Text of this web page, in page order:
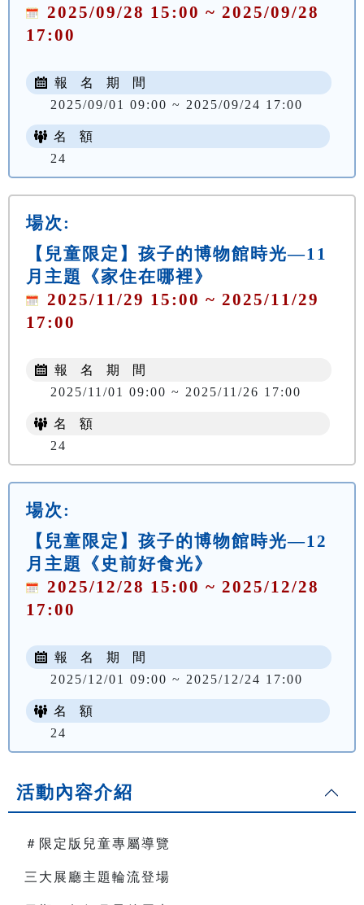
2025/09/28 15:00 ~ 2025/09/28
17:00
報 名 期 間
2025/09/01 09:00 ~ 2025/09/24 17:00
名 額
24
場次:
【兒童限定】孩子的博物館時光—11
月主題《家住在哪裡》
2025/11/29 15:00 ~ 2025/11/29
17:00
報 名 期 間
2025/11/01 09:00 ~ 2025/11/26 17:00
名 額
24
場次:
【兒童限定】孩子的博物館時光—12
月主題《史前好食光》
2025/12/28 15:00 ~ 2025/12/28
17:00
報 名 期 間
2025/12/01 09:00 ~ 2025/12/24 17:00
名 額
24
活動內容介紹
＃限定版兒童專屬導覽
三大展廳主題輪流登場